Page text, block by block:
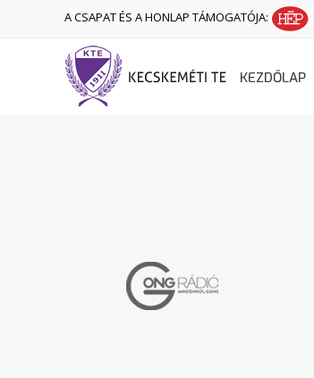
A CSAPAT ÉS A HONLAP TÁMOGATÓJA:
KEZDŐLAP